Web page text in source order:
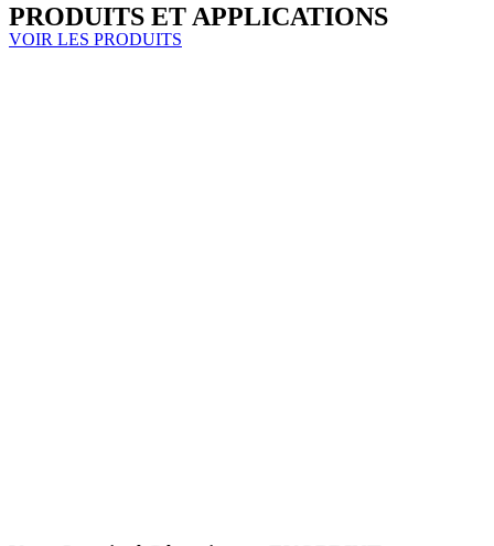
PRODUITS ET APPLICATIONS
VOIR LES PRODUITS